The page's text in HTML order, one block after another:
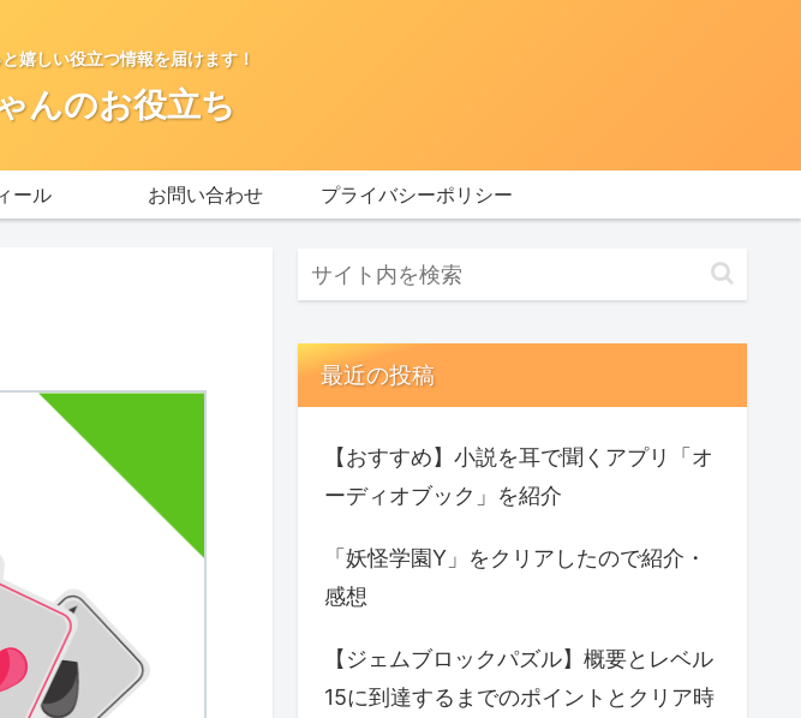
嬉しい役立つ情報を届けます！
んのお役立ち
ール お問い合わせ プライバシーポリシー
最近の投稿
【おすすめ】小説を耳で聞くアプリ「オ
ーディオブック」を紹介
「妖怪学園Y」をクリアしたので紹介・
感想
【ジェムブロックパズル】概要とレベル
15に到達するまでのポイントとクリア時